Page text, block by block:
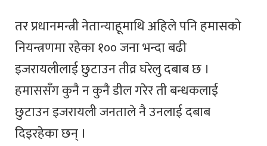
तर प्रधानमन्त्री नेतान्याहूमाथि अहिले पनि हमासको
नियन्त्रणमा रहेका १०० जना भन्दा बढी
इजरायलीलाई छुटाउन तीव्र घरेलु दबाब छ ।
हमाससँग कुनै न कुनै डील गरेर ती बन्धकलाई
छुटाउन इजरायली जनताले नै उनलाई दबाब
दिइरहेका छन् ।